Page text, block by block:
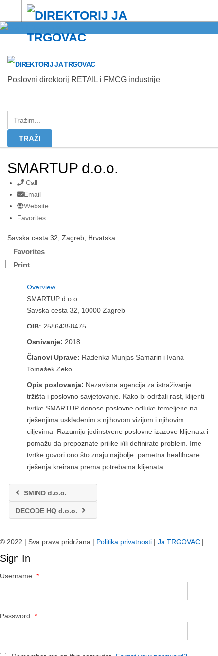
Poslovni direktorij RETAIL i FMCG industrije
SMARTUP d.o.o.
Call
Email
Website
Favorites
Savska cesta 32, Zagreb, Hrvatska
Favorites
Print
Overview
SMARTUP d.o.o.
Savska cesta 32, 10000 Zagreb
OIB: 25864358475
Osnivanje: 2018.
Članovi Uprave: Radenka Munjas Samarin i Ivana
Tomašek Zeko
Opis poslovanja: Nezavisna agencija za istraživanje
tržišta i poslovno savjetovanje. Kako bi održali rast, klijenti
tvrtke SMARTUP donose poslovne odluke temeljene na
rješenjima usklađenim s njihovom vizijom i njihovim
ciljevima. Razumiju jedinstvene poslovne izazove klijenata i
pomažu da prepoznate prilike i/ili definirate problem. Ime
tvrtke govori ono što znaju najbolje: pametna healthcare
rješenja kreirana prema potrebama klijenata.
SMIND d.o.o.
DECODE HQ d.o.o.
© 2022 | Sva prava pridržana | Politika privatnosti | Ja TRGOVAC |
Sign In
Username *
Password *